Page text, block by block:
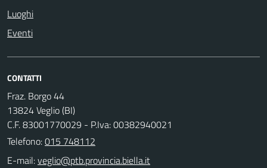
Luoghi
Eventi
CONTATTI
Fraz. Borgo 44
13824 Veglio (BI)
C.F. 83001770029 - P.Iva: 00382940021
Telefono:015 748112
E-mail: